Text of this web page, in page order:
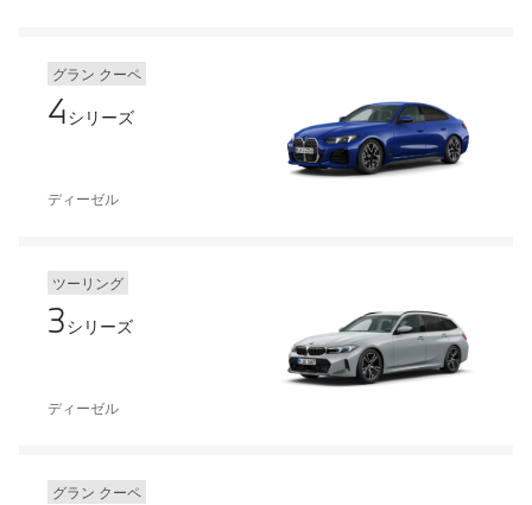
グラン クーペ
4シリーズ
ディーゼル
ツーリング
3シリーズ
ディーゼル
グラン クーペ